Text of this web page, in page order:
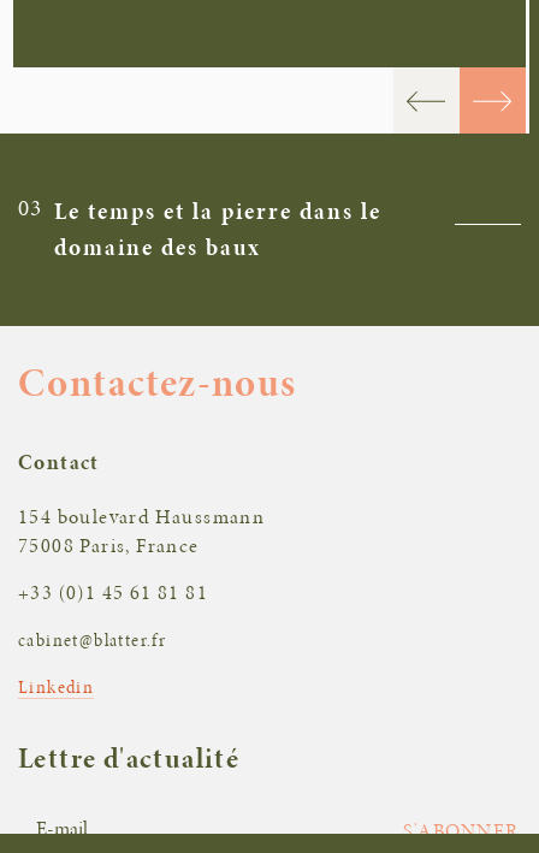
03 Le temps et la pierre dans le
domaine des baux
Contactez-nous
Contact
154 boulevard Haussmann
75008 Paris, France
+33 (0)1 45 61 81 81
cabinet@blatter.fr
Linkedin
Lettre d'actualité
S'ABONNER